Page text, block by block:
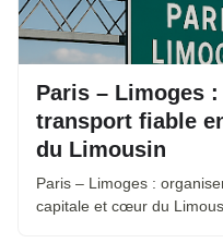
Paris – Limoges
transport fiable
du Limousin
Paris – Limoges :
capitale et cœur du